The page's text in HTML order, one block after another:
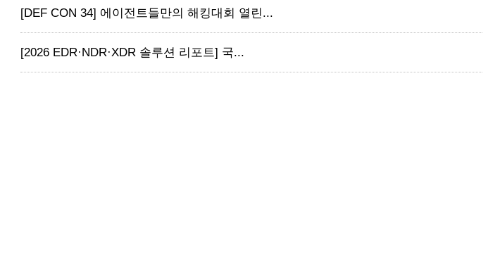
[DEF CON 34] 에이전트들만의 해킹대회 열린...
[2026 EDR·NDR·XDR 솔루션 리포트] 국...